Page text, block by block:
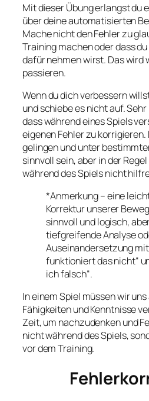
Mit dieser Übung erlangst du
über deine automatisierten
Mache nicht den Fehler zu
Training machen oder dass
dafür nehmen wirst. Das
passieren.
Wenn du dich verbessern
und schiebe es nicht auf.
dass während eines Spiels
eigenen Fehler zu
gelingen und unter
sinnvoll sein, aber in der
während des Spiels nicht
*Anmerkung – eine
Korrektur unserer
sinnvoll und logisch,
tiefgreifende Analyse
Auseinandersetzung mit
funktioniert das nicht“
ich falsch“.
In einem Spiel müssen wir
Fähigkeiten und Kenntnisse
Zeit, um nachzudenken und
nicht während des Spiels,
vor dem Training.